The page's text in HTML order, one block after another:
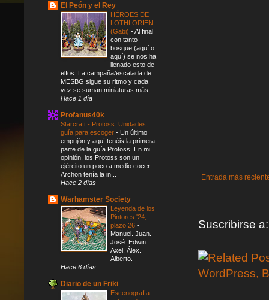
Entrada más
Suscribirse
El Peón y el Rey
HÉROES DE
LOTHLORIEN
(Gabi) -Al final
con tanto
bosque (aquí o
aquí) se nos ha
llenado esto de
elfos. La campaña/escalada de
MESBG sigue su ritmo y cada
vez se suman miniaturas más ...
Hace 1 día
Profanus40k
Starcraft - Protoss: Unidades,
guía para escoger - Un último
empujón y aquí tenéis la primera
parte de la guía Protoss. En mi
opinión, los Protoss son un
ejército un poco a medio cocer.
Archon tenía la in...
Hace 2 días
Warhamster Society
Leyenda de los
Pintores '24,
plazo 26 -
Manuel. Juan.
José. Edwin.
Axel. Álex.
Alberto.
Hace 6 días
Diario de un Friki
Escenografía: